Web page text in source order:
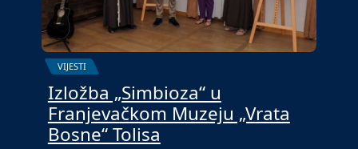
VIJESTI
Izložba „Simbioza“ u
Franjevačkom Muzeju „Vrata
Bosne“ Tolisa